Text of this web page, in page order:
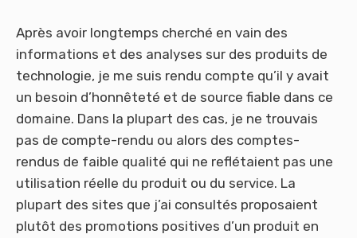
Après avoir longtemps cherché en vain des
informations et des analyses sur des produits de
technologie, je me suis rendu compte qu’il y avait
un besoin d’honnêteté et de source fiable dans ce
domaine. Dans la plupart des cas, je ne trouvais
pas de compte-rendu ou alors des comptes-
rendus de faible qualité qui ne reflétaient pas une
utilisation réelle du produit ou du service. La
plupart des sites que j’ai consultés proposaient
plutôt des promotions positives d’un produit en